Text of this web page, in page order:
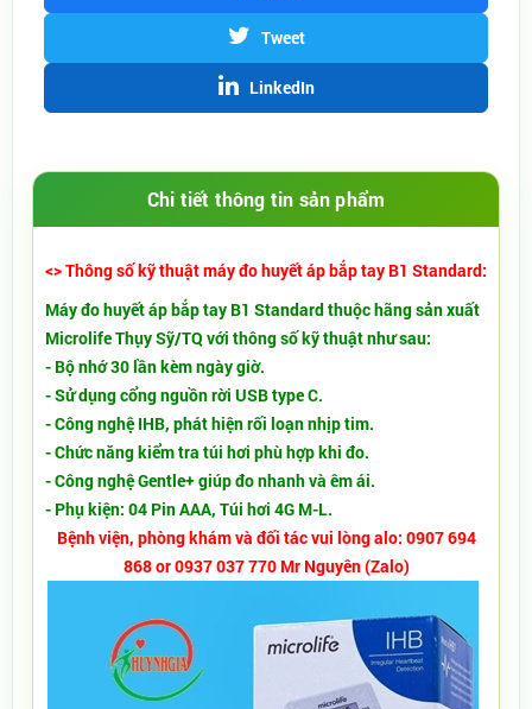
Tweet
LinkedIn
Chi tiết thông tin sản phẩm
<> Thông số kỹ thuật máy đo huyết áp bắp tay B1 Standard:
Máy đo huyết áp bắp tay B1 Standard thuộc hãng sản xuất
Microlife Thụy Sỹ/TQ với thông số kỹ thuật như sau:
- Bộ nhớ 30 lần kèm ngày giờ.
- Sử dụng cổng nguồn rời USB type C.
- Công nghệ IHB, phát hiện rối loạn nhịp tim.
- Chức năng kiểm tra túi hơi phù hợp khi đo.
- Công nghệ Gentle+ giúp đo nhanh và êm ái.
- Phụ kiện: 04 Pin AAA, Túi hơi 4G M-L.
Bệnh viện, phòng khám và đối tác vui lòng alo: 0907 694
868 or 0937 037 770 Mr Nguyên (Zalo)